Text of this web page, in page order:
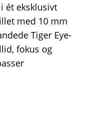
ét eksklusivt
med 10 mm
Tiger Eye-
fokus og